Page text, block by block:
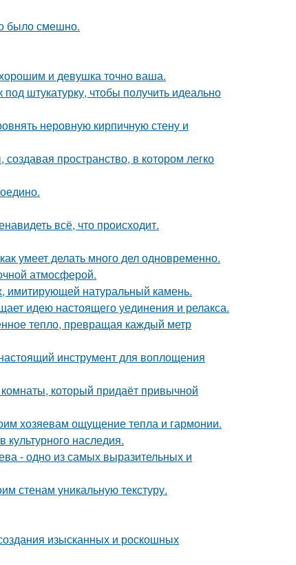
было смешно.
и девушка точно ваша.
штукатурку, чтобы получить идеально
неровную кирпичную стену и
пространство, в котором легко
всё, что происходит.
умеет делать много дел одновременно.
атмосферой.
имитирующей натуральный камень.
идею настоящего уединения и релакса.
тепло, превращая каждый метр
инструмент для воплощения
который придаёт привычной
хозяевам ощущение тепла и гармонии.
наследия.
- одно из самых выразительных и
стенам уникальную текстуру.
изысканных и роскошных